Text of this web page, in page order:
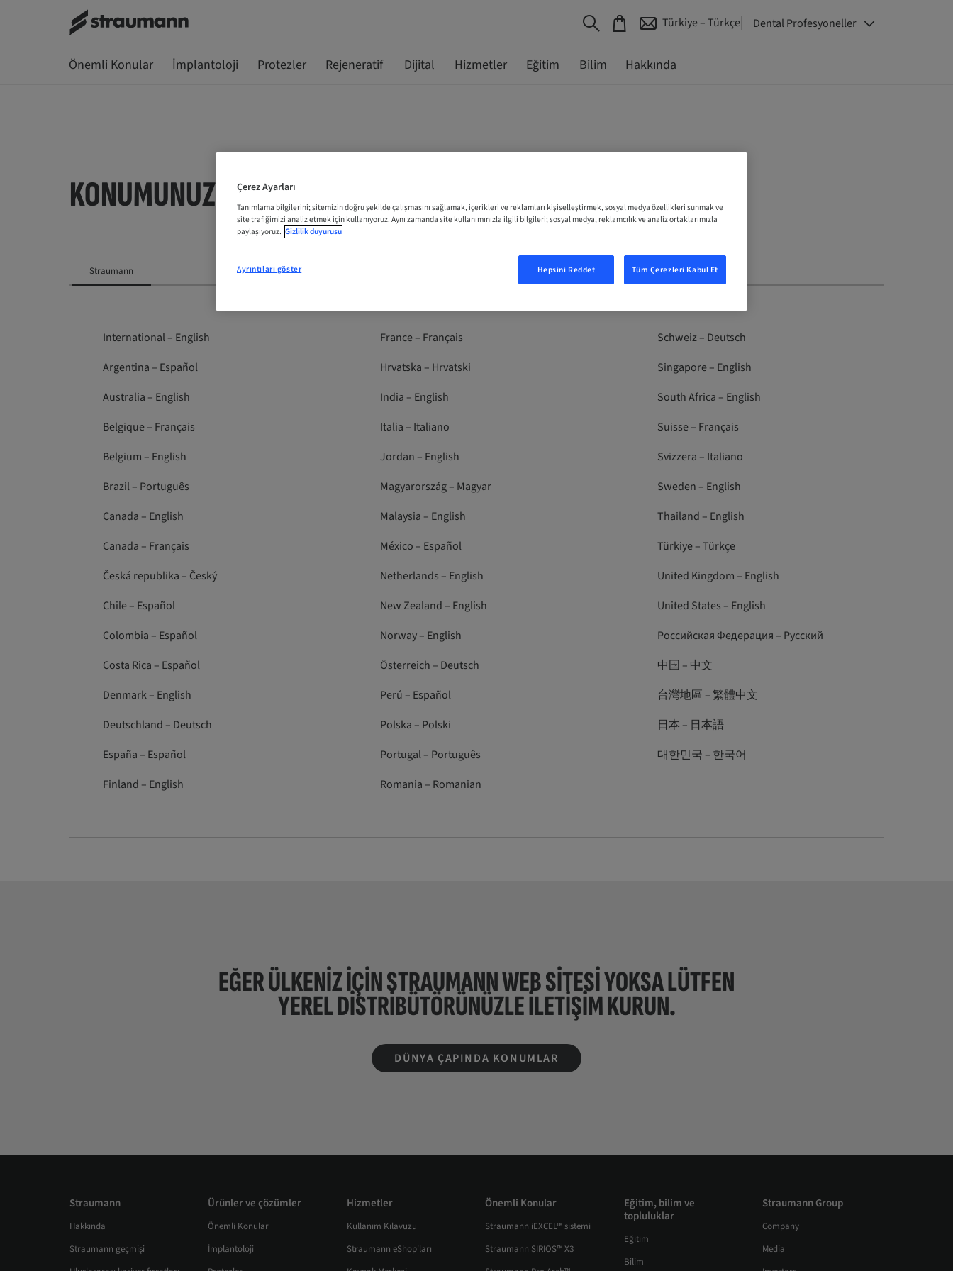
Türkiye – Türkçe Dental Profesyoneller
Önemli Konular İmplantoloji Protezler Rejeneratif Dijital Hizmetler Eğitim Bilim Hakkında
KONUMUNUZU SEÇIN
Straumann
International – English
Argentina – Español
Australia – English
Belgique – Français
Belgium – English
Brazil – Português
Canada – English
Canada – Français
Česká republika – Český
Chile – Español
Colombia – Español
Costa Rica – Español
Denmark – English
Deutschland – Deutsch
España – Español
Finland – English
France – Français
Hrvatska – Hrvatski
India – English
Italia – Italiano
Jordan – English
Magyarország – Magyar
Malaysia – English
México – Español
Netherlands – English
New Zealand – English
Norway – English
Österreich – Deutsch
Perú – Español
Polska – Polski
Portugal – Português
Romania – Romanian
Schweiz – Deutsch
Singapore – English
South Africa – English
Suisse – Français
Svizzera – Italiano
Sweden – English
Thailand – English
Türkiye – Türkçe
United Kingdom – English
United States – English
Российская Федерация – Русский
中国 – 中文
台灣地區 – 繁體中文
日本 – 日本語
대한민국 – 한국어
EĞER ÜLKENIZ IÇIN STRAUMANN WEB SİTESİ YOKSA LÜTFEN
YEREL DISTRIBÜTÖRÜNÜZLE ILETIŞIM KURUN.
DÜNYA ÇAPINDA KONUMLAR
Straumann
Hakkında
Straumann geçmişi
Ürünler ve çözümler
Önemli Konular
İmplantoloji
Hizmetler
Kullanım Kılavuzu
Straumann eShop'ları
Önemli Konular
Straumann iEXCEL™ sistemi
Straumann SIRIOS™ X3
Eğitim, bilim ve
topluluklar
Eğitim
Bilim
Straumann Group
Company
Media
Çerez Ayarları
Tanımlama bilgilerini; sitemizin doğru şekilde çalışmasını sağlamak, içerikleri ve reklamları kişiselleştirmek, sosyal medya özellikleri sunmak ve
site trafiğimizi analiz etmek için kullanıyoruz. Aynı zamanda site kullanımınızla ilgili bilgileri; sosyal medya, reklamcılık ve analiz ortaklarımızla
paylaşıyoruz. Gizlilik duyurusu
Hepsini Reddet Tüm Çerezleri Kabul Et
Ayrıntıları göster